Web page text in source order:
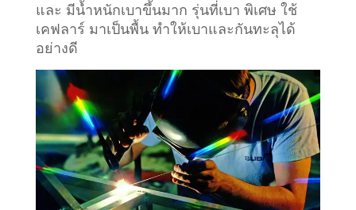
และ มีน้ำหนักเบาขึ้นมาก รุ่นที่เบา พิเศษ ใช้
เคฟลาร์ มาเป็นพื้น ทำให้เบาและกันทะลุได้
อย่างดี